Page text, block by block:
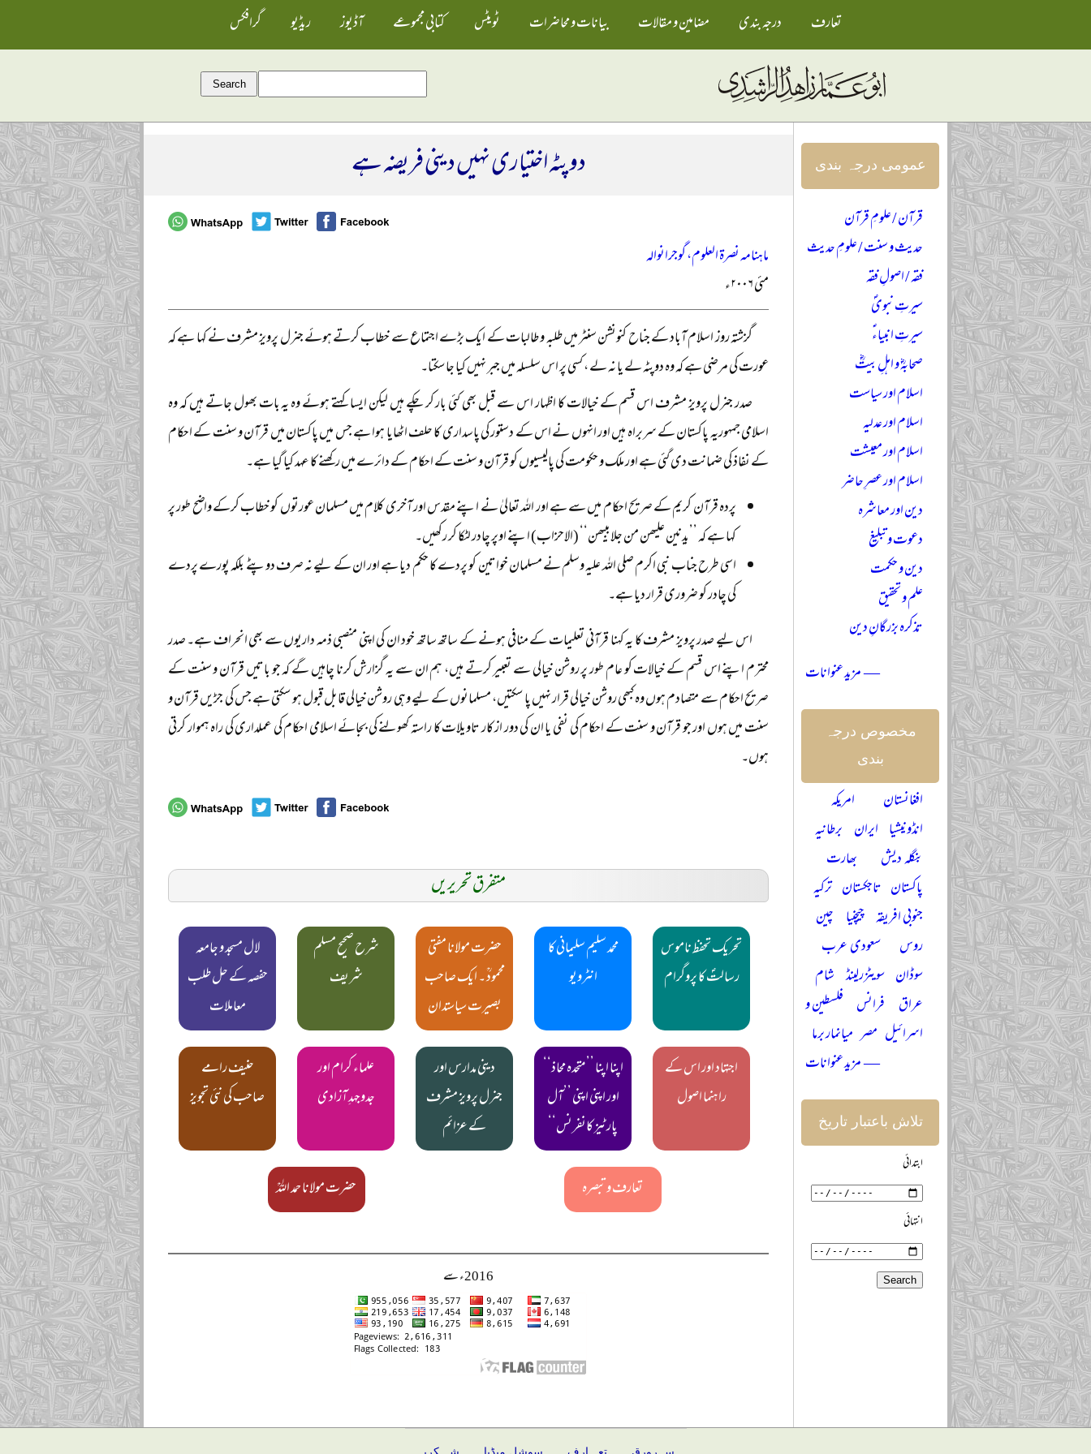
تعارف درجہ بندی مضامین و مقالات بیانات و محاضرات ٹویٹس کتابی مجموعے آڈیوز ریڈیو گرافکس
دوپٹہ اختیاری نہیں دینی فریضہ ہے
ماہنامہ نصرۃ العلوم، گوجرانوالہ
مئی ۲۰۰۶ء
گزشتہ روز اسلام آباد کے جناح کنونشن سنٹر میں طلبہ و طالبات کے ایک بڑے اجتماع سے خطاب کرتے ہوئے جنرل پرویز مشرف نے کہا ہے کہ
عورت کی مرضی ہے کہ وہ دوپٹہ لے یا نہ لے ، کسی پر اس سلسلہ میں جبر نہیں کیا جا سکتا۔
صدر جنرل پرویز مشرف اس قسم کے خیالات کا اظہار اس سے قبل بھی کئی بار کر چکے ہیں لیکن ایسا کہتے ہوئے وہ یہ بات بھول جاتے ہیں کہ وہ
اسلامی جمہوریہ پاکستان کے سربراہ ہیں اور انہوں نے اس کے دستور کی پاسداری کا حلف اٹھایا ہوا ہے جس میں پاکستان میں قرآن و سنت کے احکام
کے نفاذ کی ضمانت دی گئی ہے اور ملک و حکومت کی پالیسیوں کو قرآن و سنت کے احکام کے دائرے میں رکھنے کا عہد کیا گیا ہے۔
پردہ قرآن کریم کے صریح احکام میں سے ہے اور اللہ تعالیٰ نے اپنے مقدس اور آخری کلام میں مسلمان عورتوں کو خطاب کرکے واضح طور پر
کہا ہے کہ ’’یدنین علیھن من جلابیبھن‘‘ (الاحزاب) اپنے اوپر چادر لٹکا کر رکھیں۔
اسی طرح جناب نبی اکرم صلی اللہ علیہ وسلم نے مسلمان خواتین کو پردے کا حکم دیا ہے اور ان کے لیے نہ صرف دوپٹے بلکہ پورے پردے
کی چادر کو ضروری قرار دیا ہے۔
اس لیے صدر پرویز مشرف کا یہ کہنا قرآنی تعلیمات کے منافی ہونے کے ساتھ ساتھ خود ان کی اپنی منصبی ذمہ داریوں سے بھی انحراف ہے۔ صدر
محترم اپنے اس قسم کے خیالات کو عام طور پر روشن خیالی سے تعبیر کرتے ہیں، ہم ان سے یہ گزارش کرنا چاہیں گے کہ جو باتیں قرآن و سنت کے
صریح احکام سے متصادم ہوں وہ کبھی روشن خیالی قرار نہیں پا سکتیں، مسلمانوں کے لیے وہی روشن خیالی قابل قبول ہو سکتی ہے جس کی جڑیں قرآن و
سنت میں ہوں اور جو قرآن و سنت کے احکام کی نفی یا ان کی دور از کار تاویلات کا راستہ کھولنے کی بجائے اسلامی احکام کی عملداری کی راہ ہموار کرتی
ہوں۔
متفرق تحریریں
تحریک تحفظ ناموس
رسالتؐ کا پروگرام
محمد سلیم سلیمانی کا
انٹرویو
حضرت مولانا مفتی
محمودؒ ۔ ایک صاحب
بصیرت سیاستدان
شرح صحیح مسلم
شریف
لال مسجد و جامعہ
حفصہ کے حل طلب
معاملات
اجتہاد اور اس کے
راہنما اصول
اپنا اپنا ’’متحدہ محاذ‘‘
اور اپنی اپنی ’’آل
پارٹیز کانفرنس‘‘
دینی مدارس اور
جنرل پرویز مشرف
کے عزائم
علماء کرام اور
جدوجہدِ آزادی
حنیف رامے
صاحب کی نئی تجویز
تعارف و تبصرہ حضرت مولانا حمد اللہؒ
2016ء سے
عمومی درجہ بندی
قرآن / علومِ قرآن
حدیث و سنت / علومِ حدیث
فقہ / اصولِ فقہ
سیرتِ نبویؐ
سیرتِ انبیاءؑ
صحابہؓ و اہلِ بیتؓ
اسلام اور سیاست
اسلام اور عدلیہ
اسلام اور معیشت
اسلام اور عصرِ حاضر
دین اور معاشرہ
دعوت و تبلیغ
دین و حکمت
علم و تحقیق
تذکرہ بزرگانِ دین
— مزید عنوانات
مخصوص درجہ
بندی
افغانستان
امریکہ
انڈونیشیا ایران برطانیہ
بنگلہ دیش
بھارت
پاکستان تاجکستان ترکیہ
جنوبی افریقہ چیچنیا چین
روس
سعودی عرب
سوڈان سویٹزرلینڈ شام
عراق فرانس فلسطین و
اسرائیل مصر میانمار برما
— مزید عنوانات
تلاش باعتبار تاریخ
ابتدائی
انتہائی